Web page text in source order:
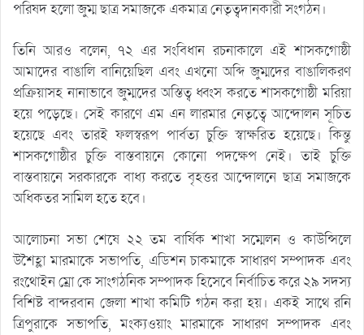
পরিষদ হলো জুম্ম ছাত্র সমাজকে একমাত্র নেতৃত্বদানকারী সংগঠন।
তিনি আরও বলেন, ৭২ এর সংবিধান রচনাকালে এই শাসকগোষ্ঠী
আমাদের বাঙালি বানিয়েছিল এবং এখনো অব্দি জুম্মদের বাঙালিকরণ
প্রক্রিয়াসহ নানাভাবে জুম্মদের অস্তিত্ব ধ্বংস করতে শাসকগোষ্ঠী মরিয়া
হয়ে পড়েছে। সেই কারণে এম এন লারমার নেতৃত্বে আন্দোলন সূচিত
হয়েছে এবং তারই ফলস্বরূপ পার্বত্য চুক্তি স্বাক্ষরিত হয়েছে। কিন্তু
শাসকগোষ্ঠীর চুক্তি বাস্তবায়নে কোনো পদক্ষেপ নেই। তাই চুক্তি
বাস্তবায়নে সরকারকে বাধ্য করতে বৃহত্তর আন্দোলনে ছাত্র সমাজকে
অধিকতর সামিল হতে হবে।
আলোচনা সভা শেষে ২২ তম বার্ষিক শাখা সম্মেলন ও কাউন্সিলে
উশৈহ্লা মারমাকে সভাপতি, এডিশন চাকমাকে সাধারণ সম্পাদক এবং
রংথোইন ম্রো কে সাংগঠনিক সম্পাদক হিসেবে নির্বাচিত করে ২৯ সদস্য
বিশিষ্ট বান্দরবান জেলা শাখা কমিটি গঠন করা হয়। একই সাথে রনি
ত্রিপুরাকে সভাপতি, মংক্যওয়াং মারমাকে সাধারণ সম্পাদক এবং